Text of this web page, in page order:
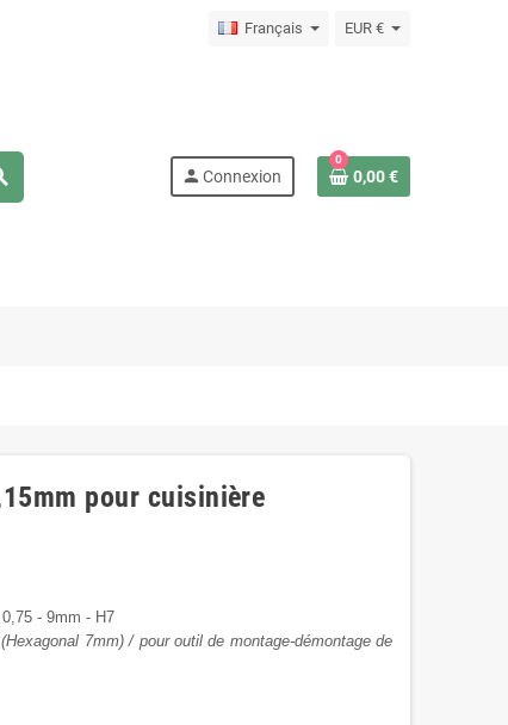
Français EUR €
person Connexion
0
0,00 €
pour cuisinière
- 9mm - H7
7mm) / pour outil de montage-démontage de